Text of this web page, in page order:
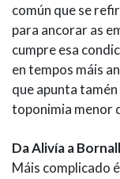
común que se
para ancorar as
cumpre esa
en tempos máis
que apunta
toponimia menor
Da Alivía a
Máis complicado